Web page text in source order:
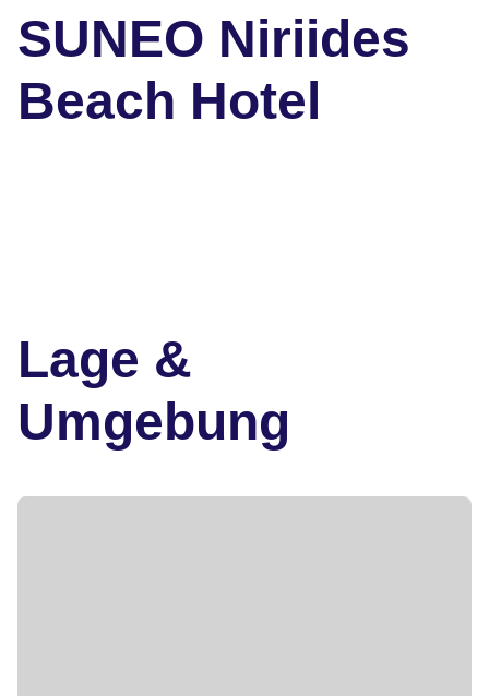
SUNEO Niriides
Beach Hotel
Lage &
Umgebung